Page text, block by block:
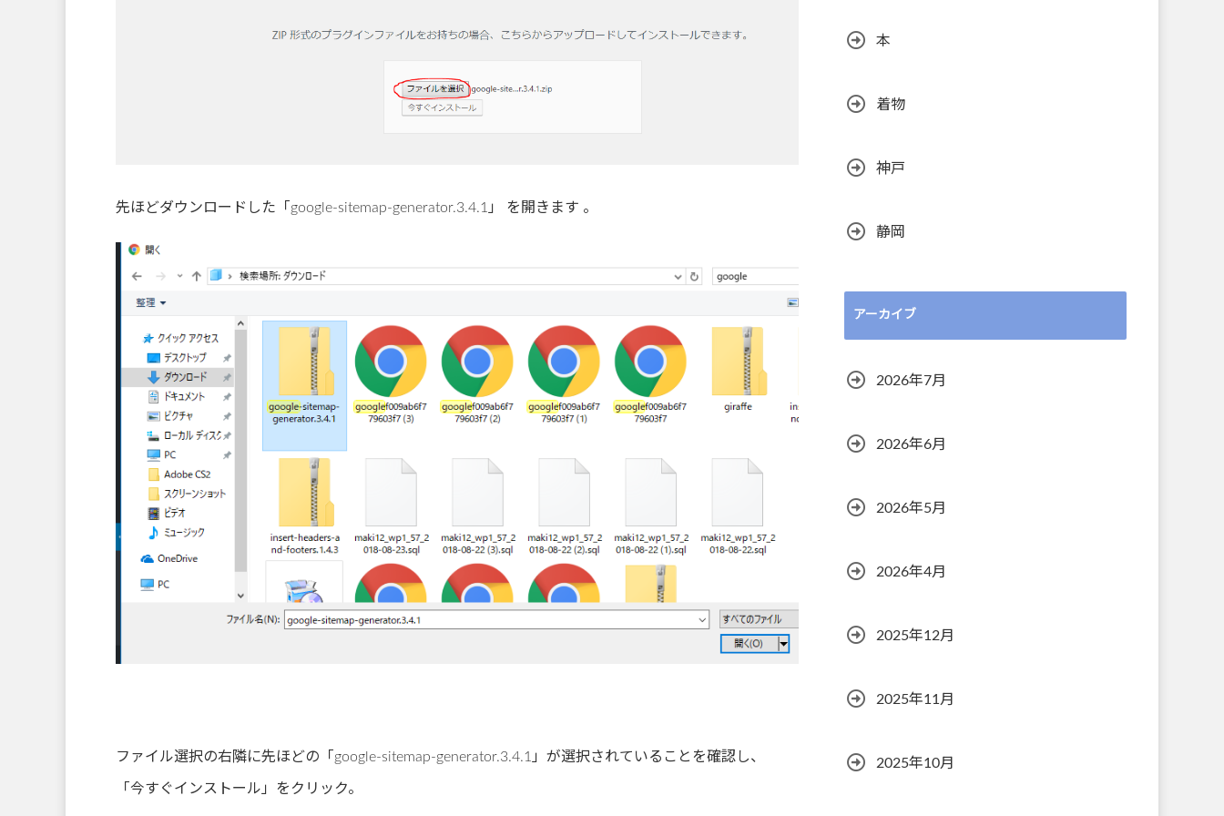
先ほどダウンロードした「google-sitemap-generator.3.4.1」 を開きます 。
ファイル選択の右隣に先ほどの「google-sitemap-generator.3.4.1」が選択されていることを確認し、
「今すぐインストール」をクリック。
本
着物
神戸
静岡
アーカイブ
2026年7月
2026年6月
2026年5月
2026年4月
2025年12月
2025年11月
2025年10月